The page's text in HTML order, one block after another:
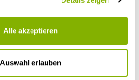
Alle akzeptieren
Auswahl erlauben